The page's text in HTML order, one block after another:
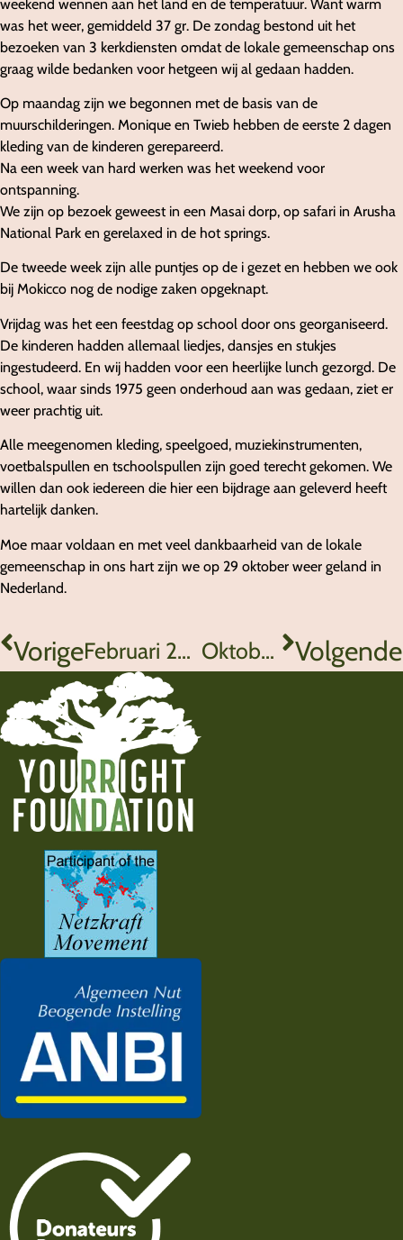
weekend wennen aan het land en de temperatuur. Want warm
was het weer, gemiddeld 37 gr. De zondag bestond uit het
bezoeken van 3 kerkdiensten omdat de lokale gemeenschap ons
graag wilde bedanken voor hetgeen wij al gedaan hadden.
Op maandag zijn we begonnen met de basis van de
muurschilderingen. Monique en Twieb hebben de eerste 2 dagen
kleding van de kinderen gerepareerd.
Na een week van hard werken was het weekend voor
ontspanning.
We zijn op bezoek geweest in een Masai dorp, op safari in Arusha
National Park en gerelaxed in de hot springs.
De tweede week zijn alle puntjes op de i gezet en hebben we ook
bij Mokicco nog de nodige zaken opgeknapt.
Vrijdag was het een feestdag op school door ons georganiseerd.
De kinderen hadden allemaal liedjes, dansjes en stukjes
ingestudeerd. En wij hadden voor een heerlijke lunch gezorgd. De
school, waar sinds 1975 geen onderhoud aan was gedaan, ziet er
weer prachtig uit.
Alle meegenomen kleding, speelgoed, muziekinstrumenten,
voetbalspullen en tschoolspullen zijn goed terecht gekomen. We
willen dan ook iedereen die hier een bijdrage aan geleverd heeft
hartelijk danken.
Moe maar voldaan en met veel dankbaarheid van de lokale
gemeenschap in ons hart zijn we op 29 oktober weer geland in
Nederland.
Vorige Februari 2020 Oktober 2024 Volgende